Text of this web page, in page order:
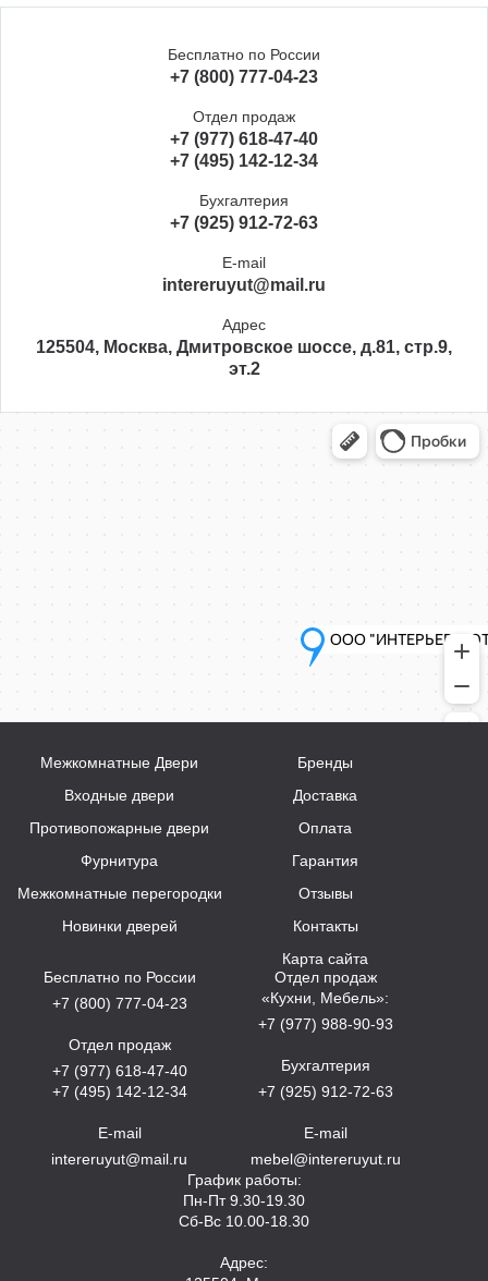
Бесплатно по России
+7 (800) 777-04-23
Отдел продаж
+7 (977) 618-47-40
+7 (495) 142-12-34
Бухгалтерия
+7 (925) 912-72-63
E-mail
intereruyut@mail.ru
Адрес
125504, Москва, Дмитровское шоссе, д.81, стр.9,
эт.2
Межкомнатные Двери
Входные двери
Противопожарные двери
Фурнитура
Межкомнатные перегородки
Новинки дверей
Бренды
Доставка
Оплата
Гарантия
Отзывы
Контакты
Карта сайта
Бесплатно по России
+7 (800) 777-04-23
Отдел продаж
+7 (977) 618-47-40
+7 (495) 142-12-34
E-mail
intereruyut@mail.ru
Отдел продаж
«Кухни, Мебель»:
+7 (977) 988-90-93
Бухгалтерия
+7 (925) 912-72-63
E-mail
mebel@intereruyut.ru
График работы:
Пн-Пт 9.30-19.30
Сб-Вс 10.00-18.30
Адрес: